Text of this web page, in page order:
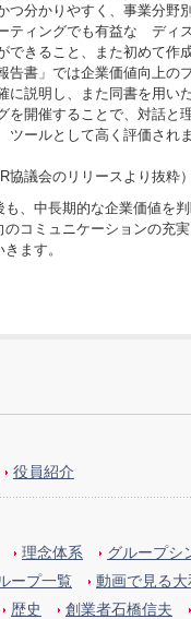
つ分かりやすく、事業分野
ティングでも有益な ディ
できること、また初めて作
告書」では企業価値向上の
に説明し、また同書を用い
を開催することで、対話と
ールとして高く評価され
協議会のリリースより抜粋
も、中長期的な企業価値を
のコミュニケーションの充
ます。
役員紹介
理念体系
グループシ
ープ一覧
動画で見る
歴史 創業者石橋信夫